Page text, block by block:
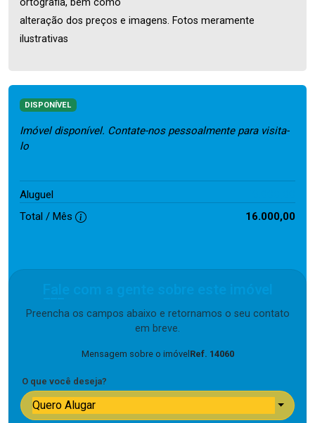
ortografia, bem como
alteração dos preços e imagens. Fotos meramente
ilustrativas
DISPONÍVEL
Imóvel disponível. Contate-nos pessoalmente para visita-
lo
Aluguel
Total / Mês 16.000,00
Preencha os campos abaixo e retornamos o seu contato
em breve.
Mensagem sobre o imóvel Ref. 14060
O que você deseja?
Quero Alugar